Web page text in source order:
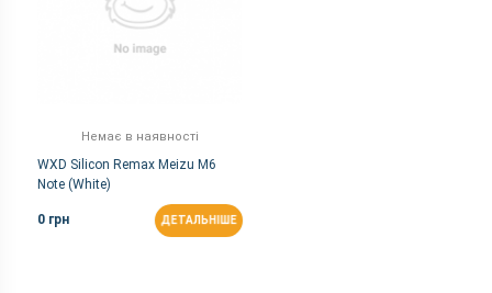
Немає в наявності
WXD Silicon Remax Meizu M6
Note (White)
0 грн ДЕТАЛЬНІШЕ